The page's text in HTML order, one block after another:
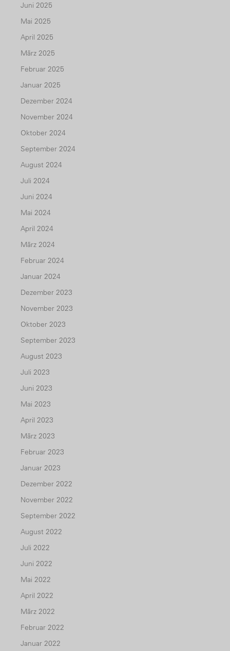
Juni 2025
Mai 2025
April 2025
März 2025
Februar 2025
Januar 2025
Dezember 2024
November 2024
Oktober 2024
September 2024
August 2024
Juli 2024
Juni 2024
Mai 2024
April 2024
März 2024
Februar 2024
Januar 2024
Dezember 2023
November 2023
Oktober 2023
September 2023
August 2023
Juli 2023
Juni 2023
Mai 2023
April 2023
März 2023
Februar 2023
Januar 2023
Dezember 2022
November 2022
September 2022
August 2022
Juli 2022
Juni 2022
Mai 2022
April 2022
März 2022
Februar 2022
Januar 2022